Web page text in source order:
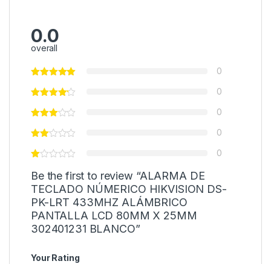
0.0
overall
0
0
0
0
0
Be the first to review “ALARMA DE
TECLADO NÚMERICO HIKVISION DS-
PK-LRT 433MHZ ALÁMBRICO
PANTALLA LCD 80MM X 25MM
302401231 BLANCO”
Your Rating